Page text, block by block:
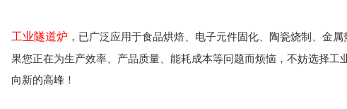
工业隧道炉 ，已广泛应用于食品烘焙、电子元件固化、陶瓷烧制、金
果您正在为生产效率、产品质量、能耗成本等问题而烦恼，不妨选择
向新的高峰！